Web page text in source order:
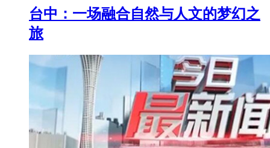
台中：一场融合自然与人文的梦幻之
旅